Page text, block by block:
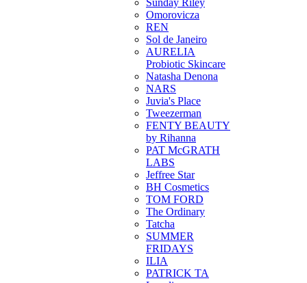
Sunday Riley
Omorovicza
REN
Sol de Janeiro
AURELIA
Probiotic Skincare
Natasha Denona
NARS
Juvia's Place
Tweezerman
FENTY BEAUTY
by Rihanna
PAT McGRATH
LABS
Jeffree Star
BH Cosmetics
TOM FORD
The Ordinary
Tatcha
SUMMER
FRIDAYS
ILIA
PATRICK TA